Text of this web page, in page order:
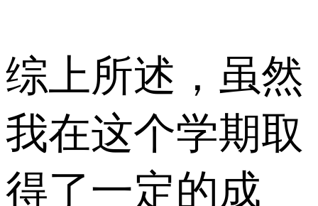
综上所述，虽然
我在这个学期取
得了一定的成